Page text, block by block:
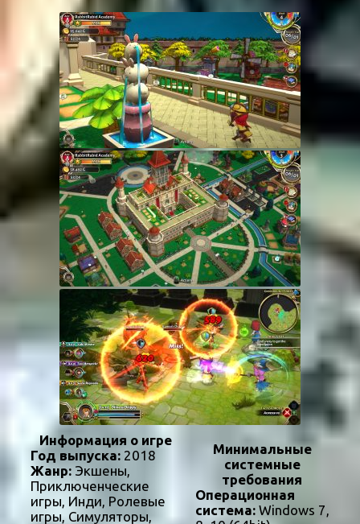
Информация о игре
Год выпуска: 2018
Жанр: Экшены,
Приключенческие
игры, Инди, Ролевые
игры, Симуляторы,
Минимальные
системные
требования
Операционная
система:Windows 7,